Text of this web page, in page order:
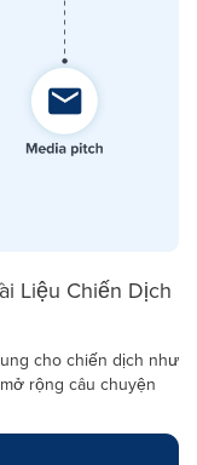
Liệu Chiến Dịch
cho chiến dịch như
rộng câu chuyện